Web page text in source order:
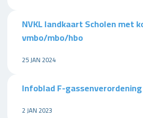
NVKL landkaart Scholen met
vmbo/mbo/hbo
25 JAN 2024
Infoblad F-gassenverordening
2 JAN 2023